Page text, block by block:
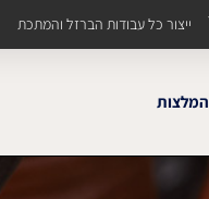
ייצור כל עבודות הברזל והמתכת
המלצות